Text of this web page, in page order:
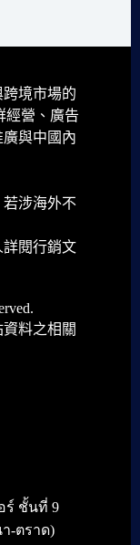
境市場的
經營、廣告
與中國內
涉海外不
詳閱行銷文
料之相關
ร์ ชั้นที่ 9
-ตราด)